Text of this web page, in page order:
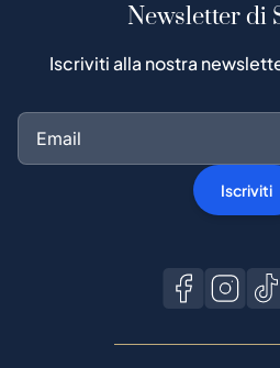
Newsletter di
Iscriviti alla nostra
Iscriviti